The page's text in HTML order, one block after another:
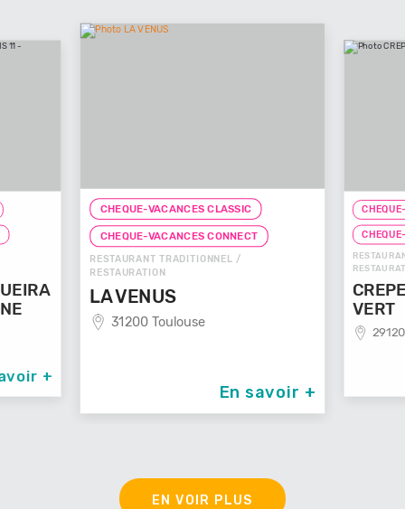
+
CHEQUE-VACANCES CLASSIC
CHEQUE-VACANCES CONNECT
RESTAURANT TRADITIONNEL /
RESTAURATION
LA VENUS
31200 Toulouse
En savoir +
VERT
EN VOIR PLUS